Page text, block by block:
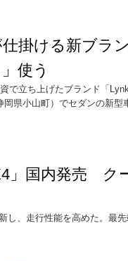
掛ける新ブラ
使う
で立ち上げたブランド「
県小山町）でセダンの新型
」国内発売 ク
し、走行性能を高めた。最